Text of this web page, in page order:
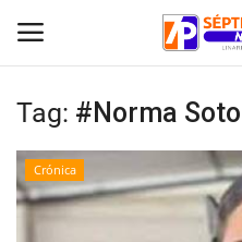
Inicio
Crónica
Tag: #Norma Soto
Crónica